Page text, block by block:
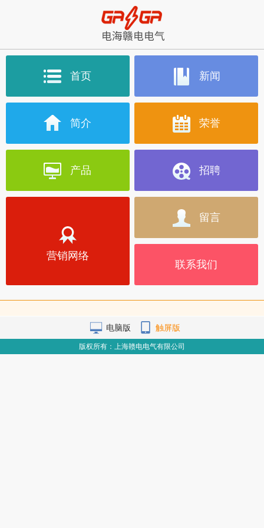
首页 新闻
简介 荣誉
产品 招聘
营销网络
留言
联系我们
电脑版 触屏版
版权所有：上海赣电电气有限公司